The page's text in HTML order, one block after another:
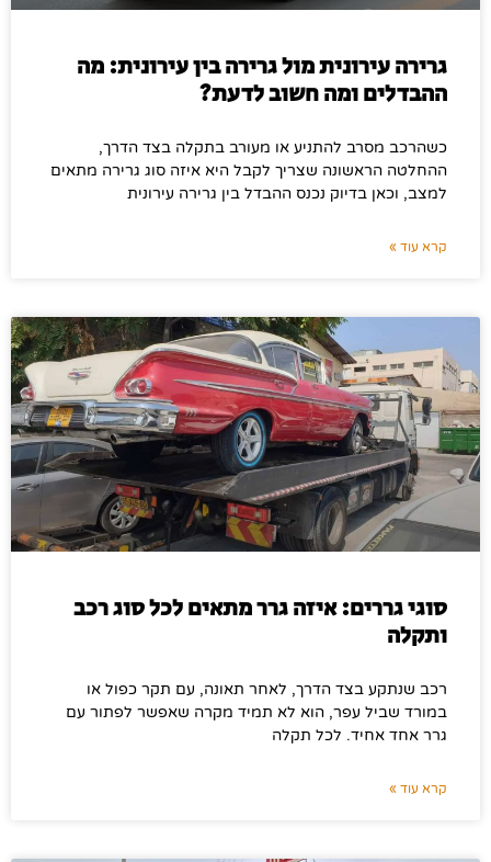
גרירה עירונית מול גרירה בין עירונית: מה
ההבדלים ומה חשוב לדעת?
כשהרכב מסרב להתניע או מעורב בתקלה בצד הדרך,
ההחלטה הראשונה שצריך לקבל היא איזה סוג גרירה מתאים
למצב, וכאן בדיוק נכנס ההבדל בין גרירה עירונית
קרא עוד »
סוגי גררים: איזה גרר מתאים לכל סוג רכב
ותקלה
רכב שנתקע בצד הדרך, לאחר תאונה, עם תקר כפול או
במורד שביל עפר, הוא לא תמיד מקרה שאפשר לפתור עם
גרר אחד אחיד. לכל תקלה
קרא עוד »